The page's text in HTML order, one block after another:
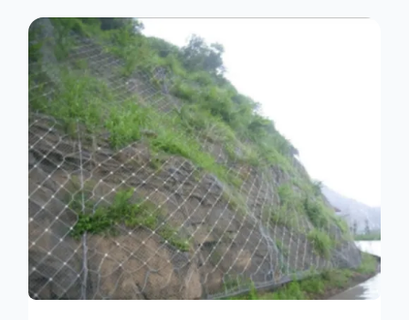
隔离栏，市政道路隔离护栏，人行道路护栏，机动与非机动隔离
护栏、道路中心隔离护栏、带广告牌道路隔离护栏、河道安全护
栏、草坪花坛护栏等市政道路隔离护栏规格齐全、品种多，可以
任